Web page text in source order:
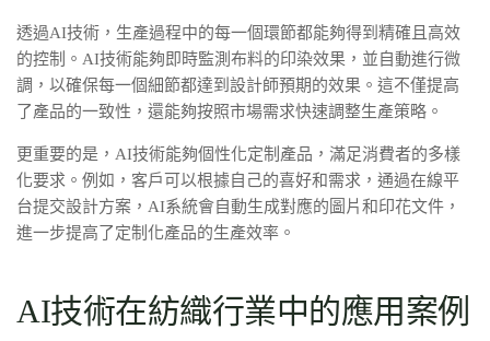
透過AI技術，生產過程中的每一個環節都能夠得到精確且高效
的控制。AI技術能夠即時監測布料的印染效果，並自動進行微
調，以確保每一個細節都達到設計師預期的效果。這不僅提高
了產品的一致性，還能夠按照市場需求快速調整生產策略。
更重要的是，AI技術能夠個性化定制產品，滿足消費者的多樣
化要求。例如，客戶可以根據自己的喜好和需求，通過在線平
台提交設計方案，AI系統會自動生成對應的圖片和印花文件，
進一步提高了定制化產品的生產效率。
AI技術在紡織行業中的應用案例